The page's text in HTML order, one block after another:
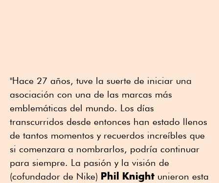
"Hace 27 años, tuve la suerte de iniciar una
asociación con una de las marcas más
emblemáticas del mundo. Los días
transcurridos desde entonces han estado llenos
de tantos momentos y recuerdos increíbles que
si comenzara a nombrarlos, podría continuar
para siempre. La pasión y la visión de
(cofundador de Nike) Phil Knight unieron esta